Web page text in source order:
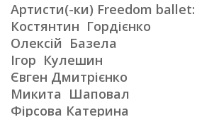
Артисти(-ки) Freedom ballet:
Костянтин Гордієнко
Олексій Базела
Ігор Кулешин
Євген Дмитрієнко
Микита Шаповал
Фірсова Катерина